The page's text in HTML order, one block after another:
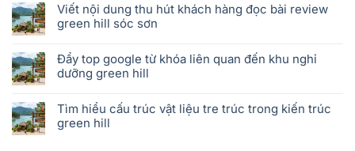
Viết nội dung thu hút khách hàng đọc bài review
green hill sóc sơn
Đẩy top google từ khóa liên quan đến khu nghỉ
dưỡng green hill
Tìm hiểu cấu trúc vật liệu tre trúc trong kiến trúc
green hill